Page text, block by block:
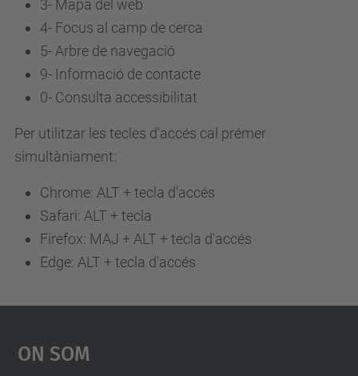
3- Mapa del web
4- Focus al camp de cerca
5- Arbre de navegació
9- Informació de contacte
0- Consulta accessibilitat
Per utilitzar les tecles d'accés cal prémer
simultàniament:
Chrome: ALT + tecla d'accés
Safari: ALT + tecla
Firefox: MAJ + ALT + tecla d'accés
Edge: ALT + tecla d'accés
On Som